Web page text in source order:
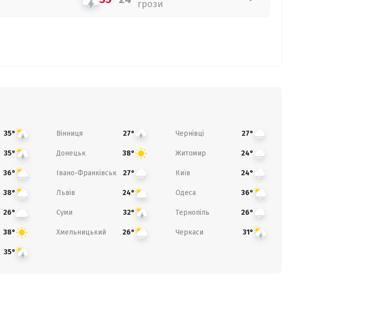
грози
35° Вінниця 27° Чернівці 27°
35° Донецьк 38° Житомир 24°
36° Івано-Франківськ 27° Київ 24°
38° Львів 24° Одеса 36°
26° Суми 32° Тернопіль 26°
38° Хмельницький 26° Черкаси 31°
35°